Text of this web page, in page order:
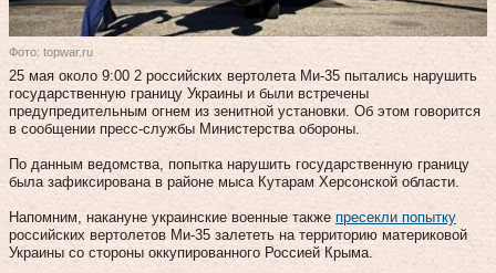
Фото: topwar.ru
25 мая около 9:00 2 российских вертолета Ми-35 пытались нарушить
государственную границу Украины и были встречены
предупредительным огнем из зенитной установки. Об этом говорится
в сообщении пресс-службы Министерства обороны.
По данным ведомства, попытка нарушить государственную границу
была зафиксирована в районе мыса Кутарам Херсонской области.
Напомним, накануне украинские военные также пресекли попытку
российских вертолетов Ми-35 залететь на территорию материковой
Украины со стороны оккупированного Россией Крыма.